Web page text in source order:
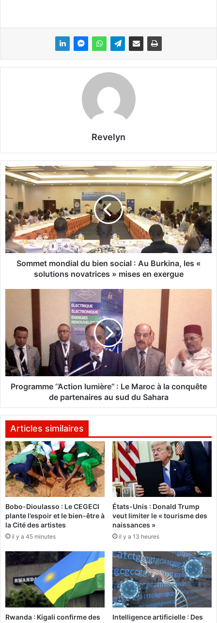
Revelyn
S
o
m
e
t
m
o
n
e
s
o
l
u
B
u
r
k
i
n
a
,
l
«
s
l
u
t
Sommet mondial du bien social : Au Burkina, les «
solutions novatrices » mises en exergue
a
m
m
e
A
c
i
o
n
l
u
m
i
è
r
e
’
:
L
M
a
r
Programme ‘’Action lumière’’ : Le Maroc à la conquête
de partenaires au sud du Sahara
Articles similaires
Bobo-Dioulasso : Le CEGECI
plante l’espoir et le bien-être à
la Cité des artistes
il y a 45 minutes
États-Unis : Donald Trump
veut limiter le « tourisme des
naissances »
il y a 13 heures
Rwanda : Kigali confirme des
Intelligence artificielle : Des